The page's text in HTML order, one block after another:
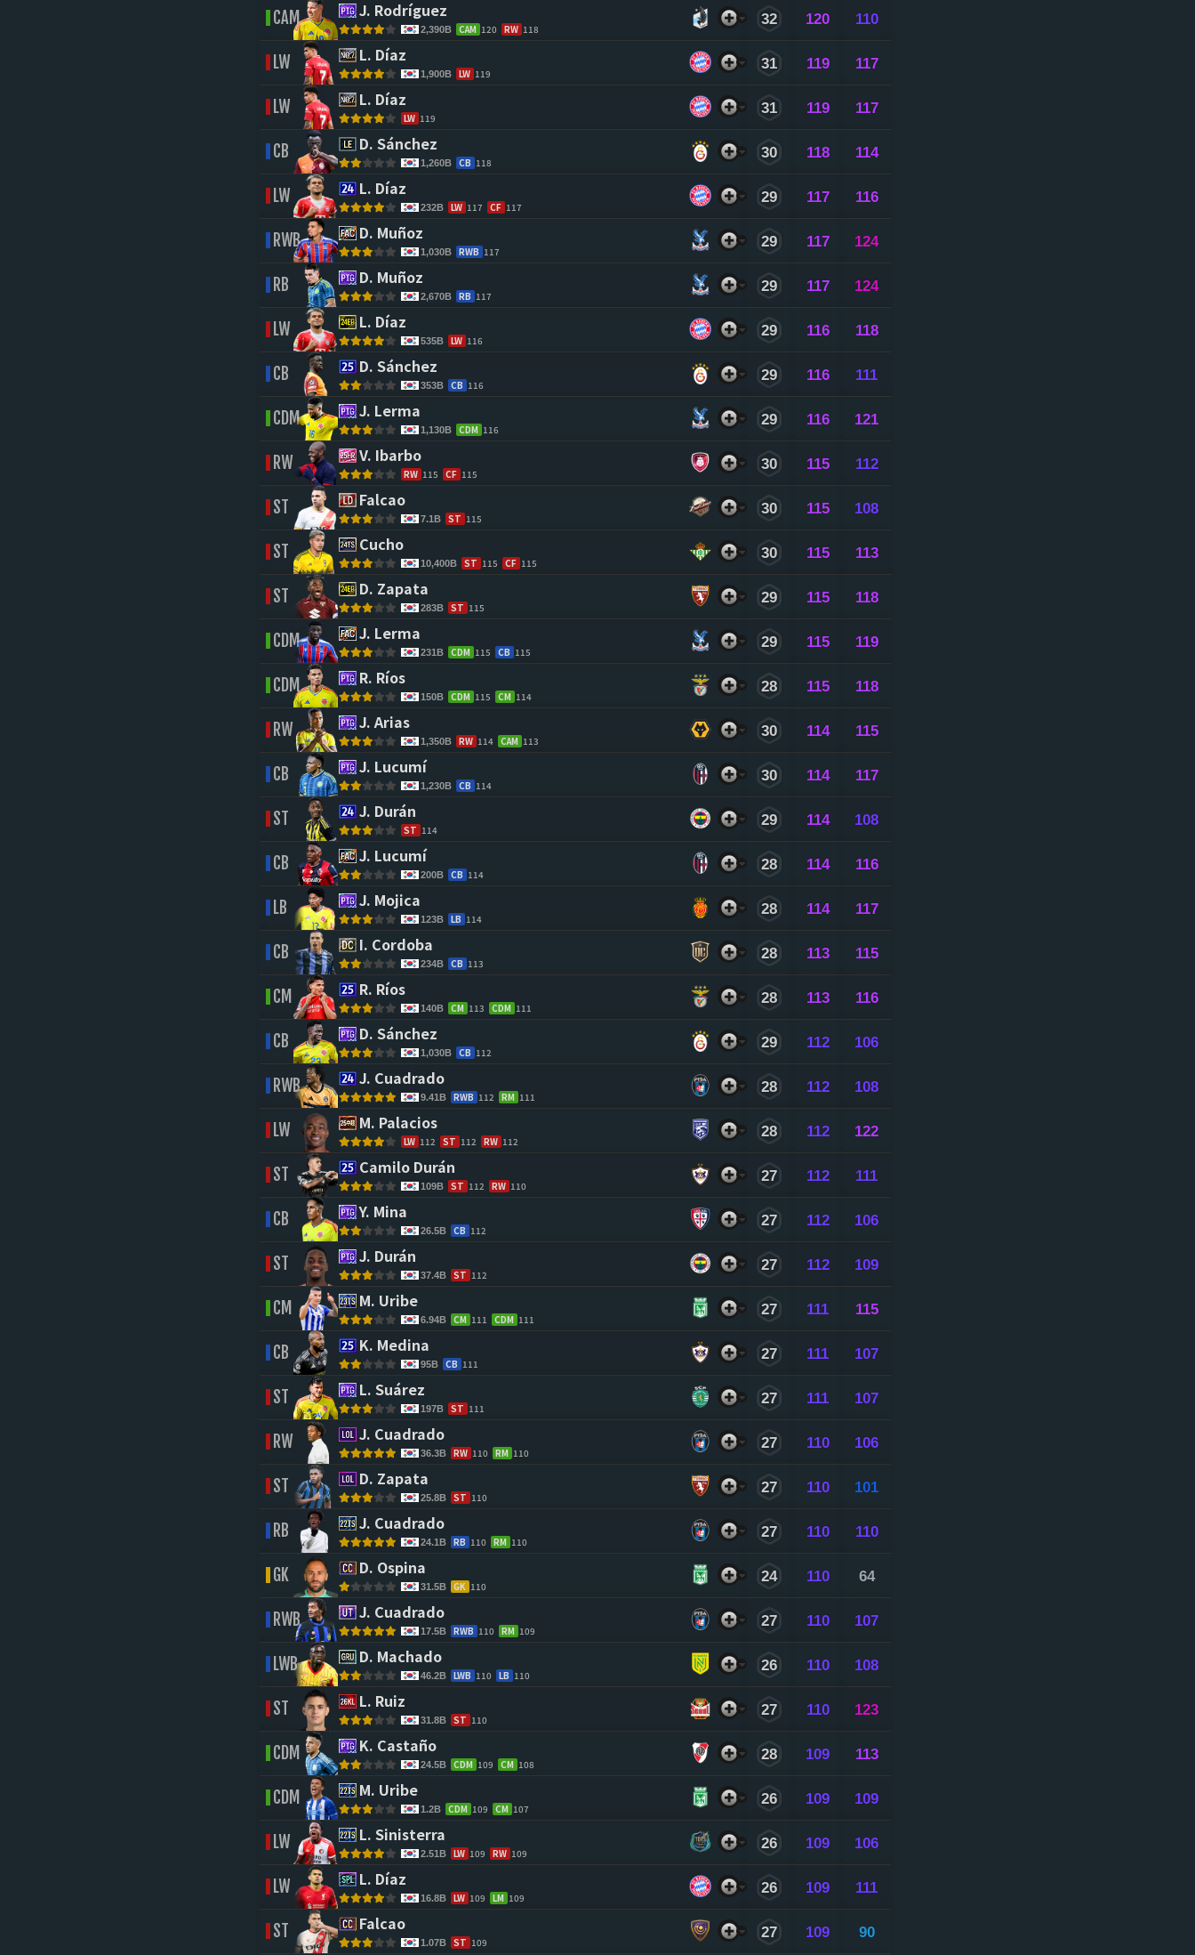
CAM J. Rodríguez
2,390B CAM 120 RW 118
32 120 110
LW L. Díaz
1,900B LW 119
31 119 117
LW L. Díaz
LW 119
31 119 117
CB D. Sánchez
1,260B CB 118
30 118 114
LW L. Díaz
232B LW 117 CF 117
29 117 116
RWB D. Muñoz
1,030B RWB 117
29 117 124
RB D. Muñoz
2,670B RB 117
29 117 124
LW L. Díaz
535B LW 116
29 116 118
CB D. Sánchez
353B CB 116
29 116 111
CDM J. Lerma
1,130B CDM 116
29 116 121
RW V. Ibarbo
RW 115 CF 115
30 115 112
ST Falcao
7.1B ST 115
30 115 108
ST Cucho
10,400B ST 115 CF 115
30 115 113
ST D. Zapata
283B ST 115
29 115 118
CDM J. Lerma
231B CDM 115 CB 115
29 115 119
CDM R. Ríos
150B CDM 115 CM 114
28 115 118
RW J. Arias
1,350B RW 114 CAM 113
30 114 115
CB J. Lucumí
1,230B CB 114
30 114 117
ST J. Durán
ST 114
29 114 108
CB J. Lucumí
200B CB 114
28 114 116
LB J. Mojica
123B LB 114
28 114 117
CB I. Cordoba
234B CB 113
28 113 115
CM R. Ríos
140B CM 113 CDM 111
28 113 116
CB D. Sánchez
1,030B CB 112
29 112 106
RWB J. Cuadrado
9.41B RWB 112 RM 111
28 112 108
LW M. Palacios
LW 112 ST 112 RW 112
28 112 122
ST Camilo Durán
109B ST 112 RW 110
27 112 111
CB Y. Mina
26.5B CB 112
27 112 106
ST J. Durán
37.4B ST 112
27 112 109
CM M. Uribe
6.94B CM 111 CDM 111
27 111 115
CB K. Medina
95B CB 111
27 111 107
ST L. Suárez
197B ST 111
27 111 107
RW J. Cuadrado
36.3B RW 110 RM 110
27 110 106
ST D. Zapata
25.8B ST 110
27 110 101
RB J. Cuadrado
24.1B RB 110 RM 110
27 110 110
GK D. Ospina
31.5B GK 110
24 110 64
RWB J. Cuadrado
17.5B RWB 110 RM 109
27 110 107
LWB D. Machado
46.2B LWB 110 LB 110
26 110 108
ST L. Ruiz
31.8B ST 110
27 110 123
CDM K. Castaño
24.5B CDM 109 CM 108
28 109 113
CDM M. Uribe
1.2B CDM 109 CM 107
26 109 109
LW L. Sinisterra
2.51B LW 109 RW 109
26 109 106
LW L. Díaz
16.8B LW 109 LM 109
26 109 111
ST Falcao
1.07B ST 109
27 109 90